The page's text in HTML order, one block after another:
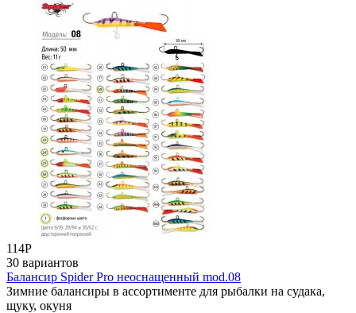
114Р
30 вариантов
Балансир Spider Pro неоснащенный mod.08
Зимние балансиры в ассортименте для рыбалки на судака,
щуку, окуня